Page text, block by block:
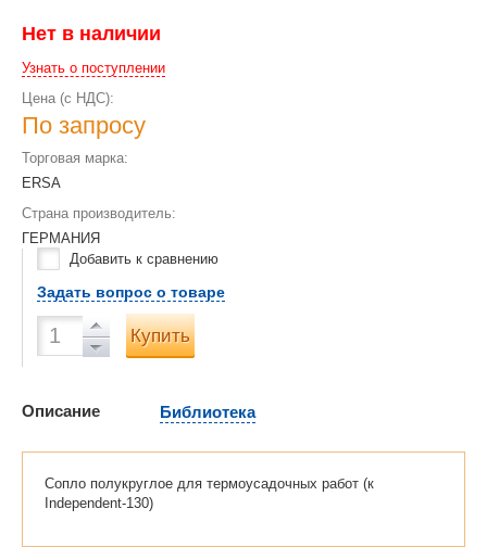
Нет в наличии
Узнать о поступлении
Цена (с НДС):
По запросу
Торговая марка:
ERSA
Страна производитель:
ГЕРМАНИЯ
Добавить к сравнению
Задать вопрос о товаре
Купить
Описание Библиотека
Сопло полукруглое для термоусадочных работ (к
Independent-130)